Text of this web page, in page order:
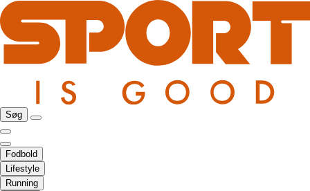
Søg
Fodbold
Lifestyle
Running